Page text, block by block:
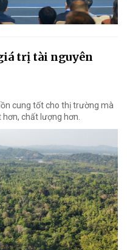
trị tài nguyên
cung tốt cho thị trường mà
chất lượng hơn.